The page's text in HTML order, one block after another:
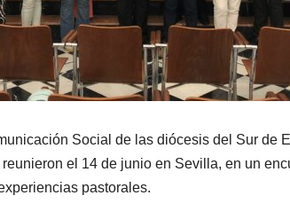
Social de las diócesis del Sur de
el 14 de junio en Sevilla, en un
pastorales.